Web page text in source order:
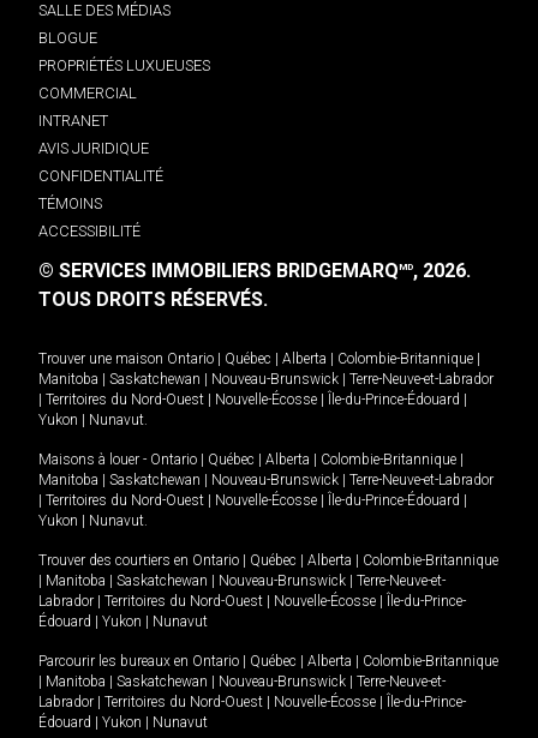
SALLE DES MÉDIAS
BLOGUE
PROPRIÉTÉS LUXUEUSES
COMMERCIAL
INTRANET
AVIS JURIDIQUE
CONFIDENTIALITÉ
TÉMOINS
ACCESSIBILITÉ
© SERVICES IMMOBILIERS BRIDGEMARQMD, 2026.
TOUS DROITS RÉSERVÉS.
Trouver une maison Ontario Québec Alberta Colombie-Britannique
Manitoba
Saskatchewan Nouveau-Brunswick
Terre-Neuve-et-Labrador
Territoires du Nord-Ouest Nouvelle-Écosse Île-du-Prince-Édouard
Yukon
Nunavut.
Maisons à louer - Ontario Québec Alberta Colombie-Britannique
Manitoba
Saskatchewan Nouveau-Brunswick
Terre-Neuve-et-Labrador
Territoires du Nord-Ouest Nouvelle-Écosse Île-du-Prince-Édouard
Yukon
Nunavut.
Trouver des courtiers en Ontario Québec Alberta
Colombie-Britannique
Manitoba Saskatchewan Nouveau-Brunswick
Terre-Neuve-et-
Labrador
Territoires du Nord-Ouest Nouvelle-Écosse
Île-du-Prince-
Édouard
Yukon Nunavut
Parcourir les bureaux en Ontario Québec Alberta
Colombie-Britannique
Manitoba Saskatchewan Nouveau-Brunswick
Terre-Neuve-et-
Labrador
Territoires du Nord-Ouest Nouvelle-Écosse
Île-du-Prince-
Édouard
Yukon Nunavut